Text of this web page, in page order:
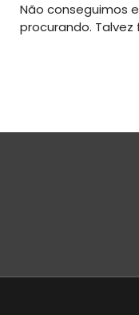
Não conseguimos
procurando.